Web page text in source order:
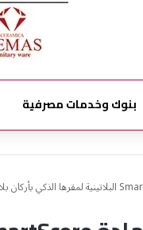
بنوك وخدمات مصرفية